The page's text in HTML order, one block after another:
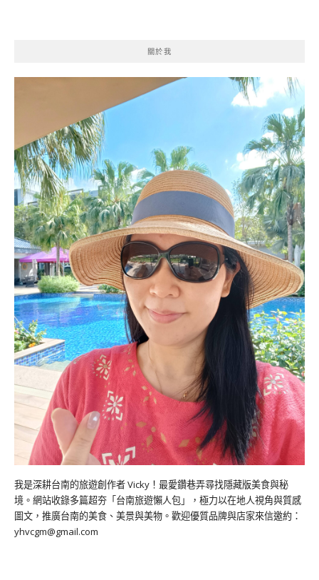
關於我
我是深耕台南的旅遊創作者 Vicky！最愛鑽巷弄尋找隱藏版美食與秘
境。網站收錄多篇超夯「台南旅遊懶人包」，極力以在地人視角與質感
圖文，推廣台南的美食、美景與美物。歡迎優質品牌與店家來信邀約：
yhvcgm@gmail.com